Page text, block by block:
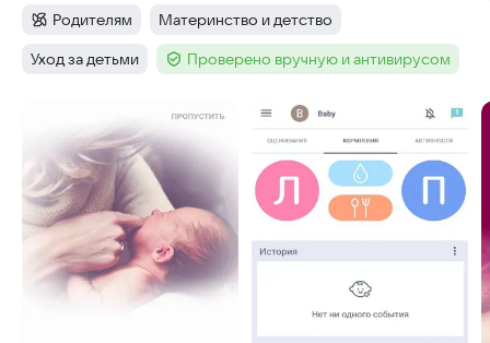
Категория:
Родителям Тег:
Материнство и детство
Тег:
Уход за детьми Тег :Проверено вручную и антивирусом
Скриншоты